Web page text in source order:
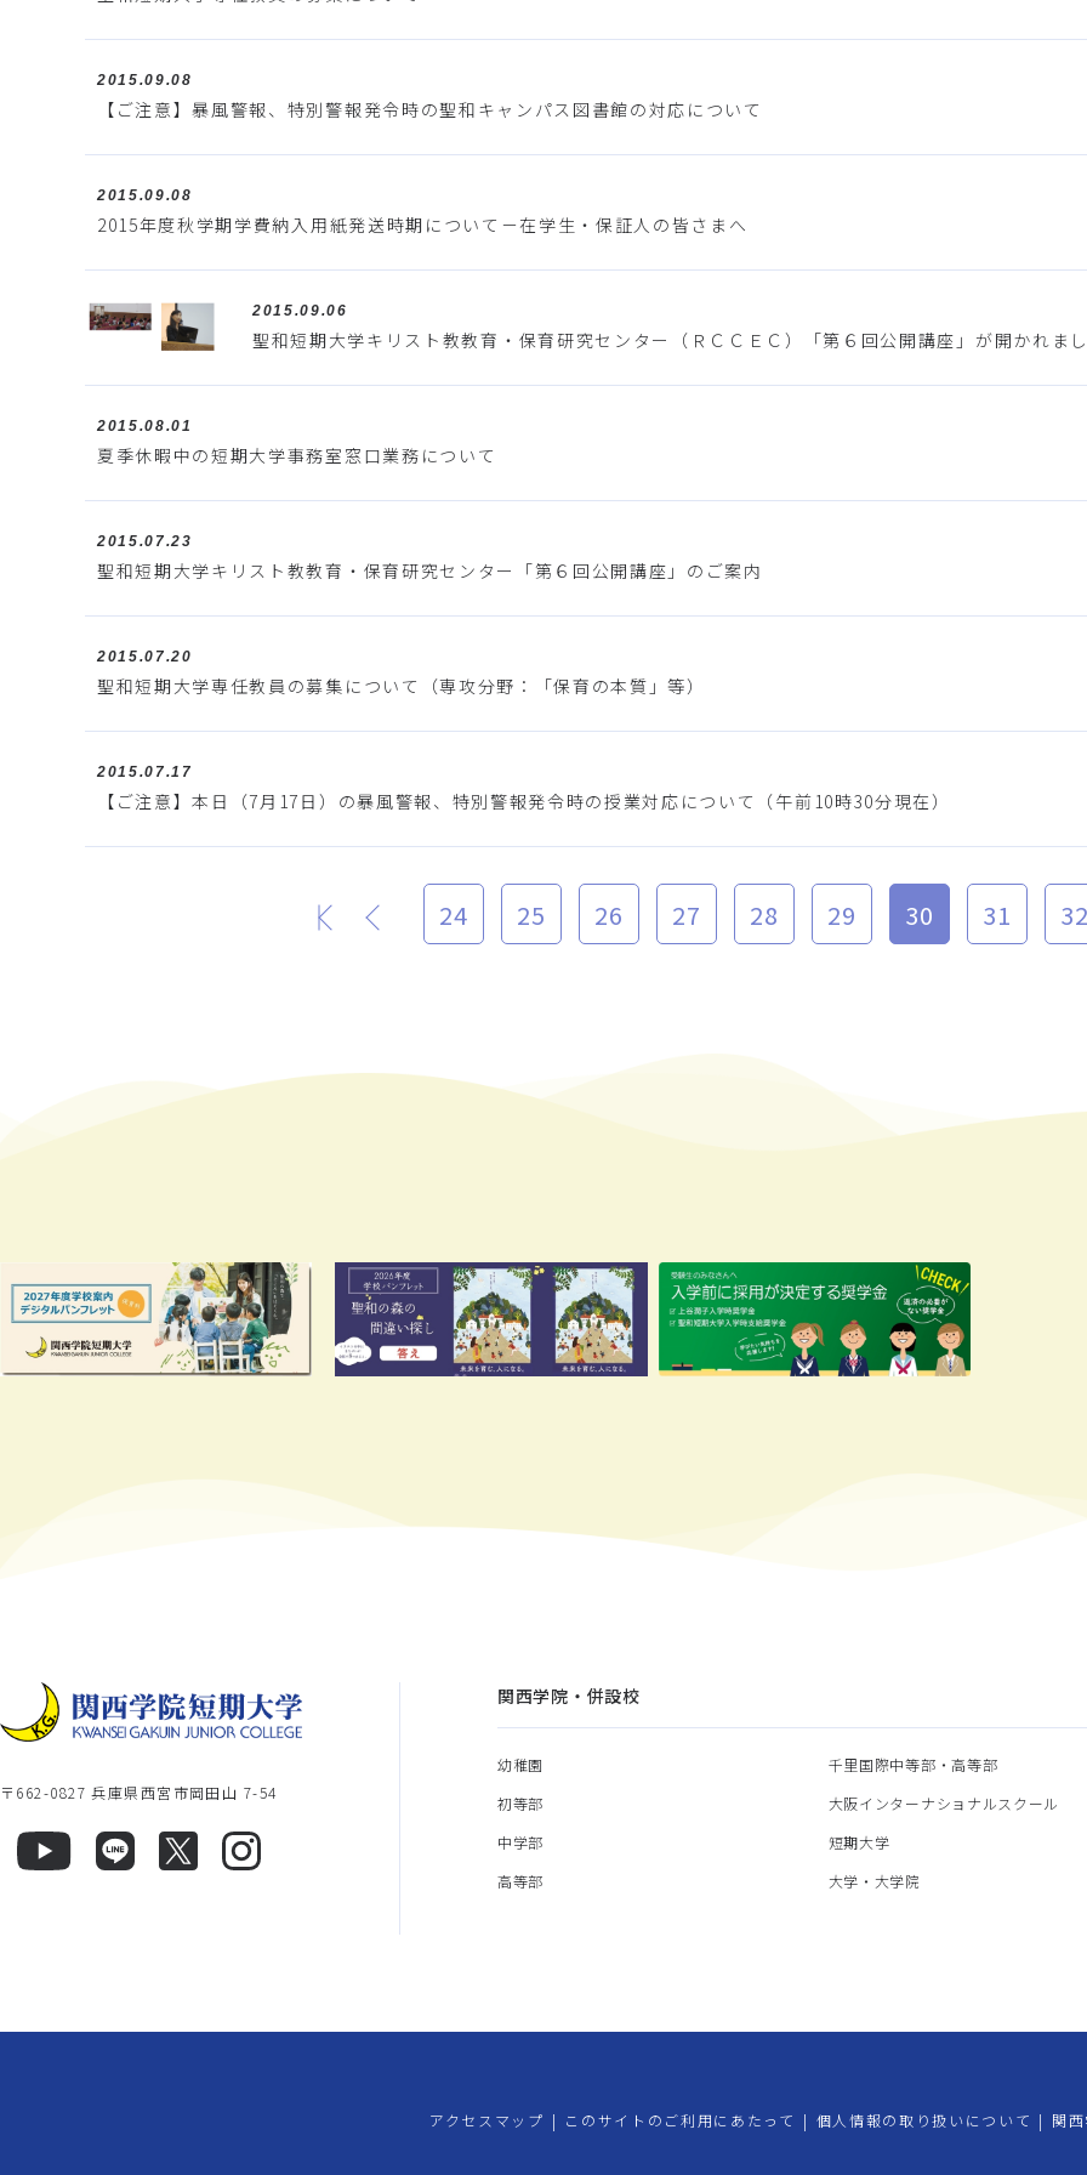
2015.09.08
【ご注意】暴風警報、特別警報発令時の聖和キャンパス図書館の対応について
2015.09.08
2015年度秋学期学費納入用紙発送時期について－在学生・保証人の皆さまへ
2015.09.06
聖和短期大学キリスト教教育・保育研究センター（ＲＣＣＥＣ）「第６回公開講座」が開かれま
2015.08.01
夏季休暇中の短期大学事務室窓口業務について
2015.07.23
聖和短期大学キリスト教教育・保育研究センター「第６回公開講座」のご案内
2015.07.20
聖和短期大学専任教員の募集について（専攻分野：「保育の本質」等）
2015.07.17
【ご注意】本日（7月17日）の暴風警報、特別警報発令時の授業対応について（午前10時30分現在）
最初 24 25 26 27 28 29 30 31
〒662-0827 兵庫県西宮市岡田山 7-54
関西学院・併設校
幼稚園
初等部
中学部
高等部
千里国際中等部・高等部
大阪インターナショナルスクール
短期大学
大学・大学院
アクセスマップ | このサイトのご利用にあたって | 個人情報の取り扱いについて | 関